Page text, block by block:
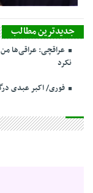
جدیدترین مطالب
عراقچی: عراقی‌ها
نکرد
فوری/ اکبر عبدی